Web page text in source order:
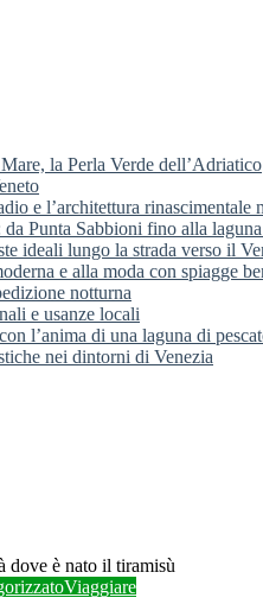
la Perla Verde dell’Adriatico
e l’architettura rinascimentale
Punta Sabbioni fino alla
ideali lungo la strada verso il
e alla moda con spiagge
notturna
e usanze locali
l’anima di una laguna di
nei dintorni di Venezia
dove è nato il tiramisù
Viaggiare